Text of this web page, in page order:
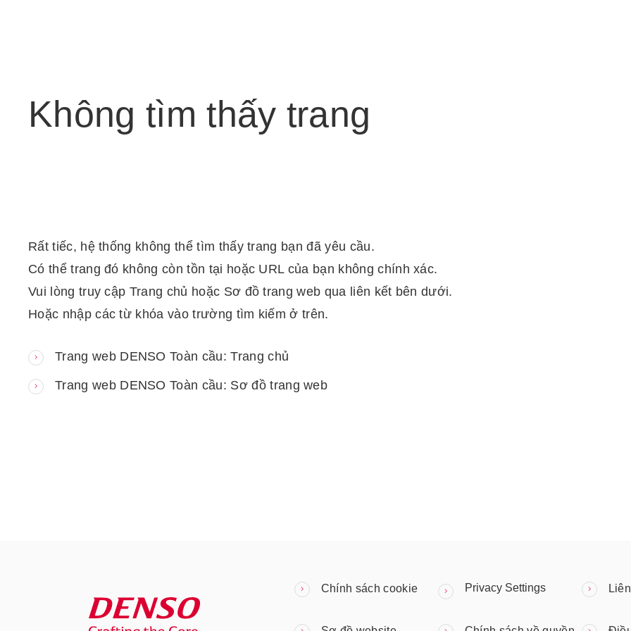
Không tìm thấy trang
Rất tiếc, hệ thống không thể tìm thấy trang bạn đã yêu cầu.
Có thể trang đó không còn tồn tại hoặc URL của bạn không chính xác.
Vui lòng truy cập Trang chủ hoặc Sơ đồ trang web qua liên kết bên dưới.
Hoặc nhập các từ khóa vào trường tìm kiếm ở trên.
Trang web DENSO Toàn cầu: Trang chủ
Trang web DENSO Toàn cầu: Sơ đồ trang web
Chính sách cookie Privacy Settings